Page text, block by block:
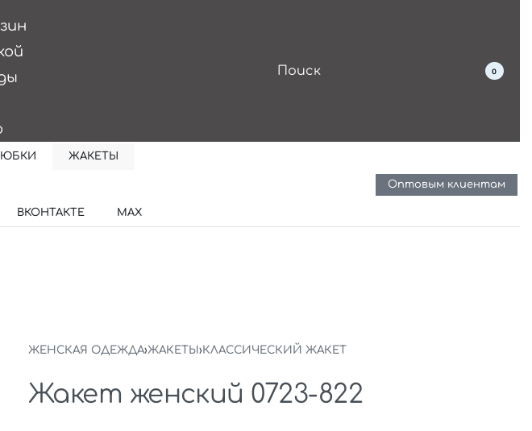
0
ЮБКИ ЖАКЕТЫ
ВКОНТАКТЕ MAX
Оптовым клиентам
ЖЕНСКАЯ ОДЕЖДА›ЖАКЕТЫ ›КЛАССИЧЕСКИЙ ЖАКЕТ
Жакет женский 0723-822